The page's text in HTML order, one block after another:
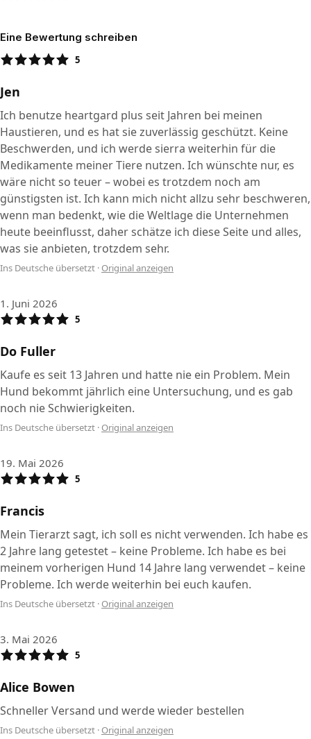
Eine Bewertung schreiben
5
Jen
Ich benutze heartgard plus seit Jahren bei meinen
Haustieren, und es hat sie zuverlässig geschützt. Keine
Beschwerden, und ich werde sierra weiterhin für die
Medikamente meiner Tiere nutzen. Ich wünschte nur, es
wäre nicht so teuer – wobei es trotzdem noch am
günstigsten ist. Ich kann mich nicht allzu sehr beschweren,
wenn man bedenkt, wie die Weltlage die Unternehmen
heute beeinflusst, daher schätze ich diese Seite und alles,
was sie anbieten, trotzdem sehr.
Ins Deutsche übersetzt · Original anzeigen
1. Juni 2026
5
Do Fuller
Kaufe es seit 13 Jahren und hatte nie ein Problem. Mein
Hund bekommt jährlich eine Untersuchung, und es gab
noch nie Schwierigkeiten.
Ins Deutsche übersetzt · Original anzeigen
19. Mai 2026
5
Francis
Mein Tierarzt sagt, ich soll es nicht verwenden. Ich habe es
2 Jahre lang getestet – keine Probleme. Ich habe es bei
meinem vorherigen Hund 14 Jahre lang verwendet – keine
Probleme. Ich werde weiterhin bei euch kaufen.
Ins Deutsche übersetzt · Original anzeigen
3. Mai 2026
5
Alice Bowen
Schneller Versand und werde wieder bestellen
Ins Deutsche übersetzt · Original anzeigen